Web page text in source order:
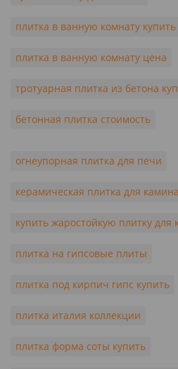
плитка в ванную комнату купить
плитка в ванную комнату цена
тротуарная плитка из бетона
бетонная плитка стоимость
огнеупорная плитка для печи
керамическая плитка для
купить жаростойкую плитку для
плитка на гипсовые плиты
плитка под кирпич гипс купить
плитка италия коллекции
плитка форма соты купить